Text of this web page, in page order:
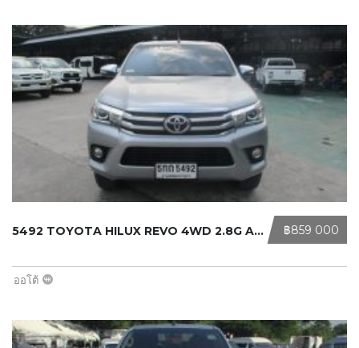
‎฿859 000
5492 TOYOTA HILUX REVO 4WD 2.8G AT ...
ออโต้